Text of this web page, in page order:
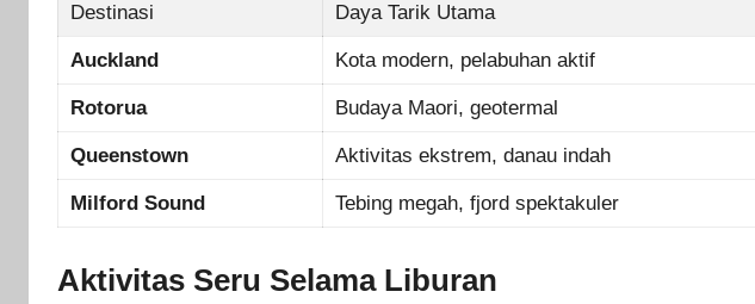
Destinasi Daya Tarik Utama
Auckland Kota modern, pelabuhan aktif
Rotorua Budaya Maori, geotermal
Queenstown Aktivitas ekstrem, danau indah
Milford Sound Tebing megah, fjord spektakuler
Aktivitas Seru Selama Liburan